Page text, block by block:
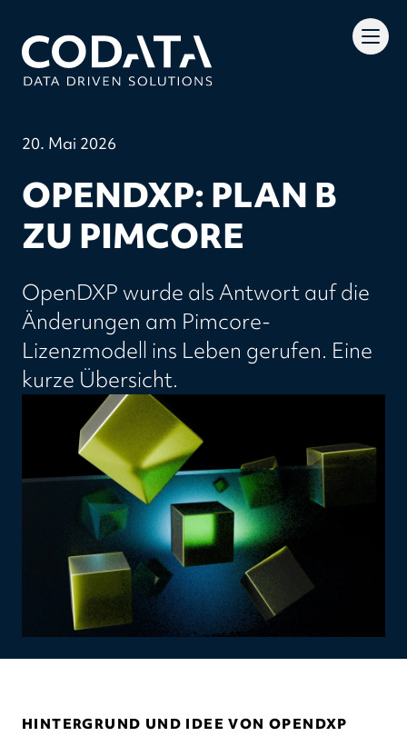
20. Mai 2026
OPENDXP: PLAN B
ZU PIMCORE
OpenDXP wurde als Antwort auf die
Änderungen am Pimcore-
Lizenzmodell ins Leben gerufen. Eine
kurze Übersicht.
HINTERGRUND UND IDEE VON OPENDXP